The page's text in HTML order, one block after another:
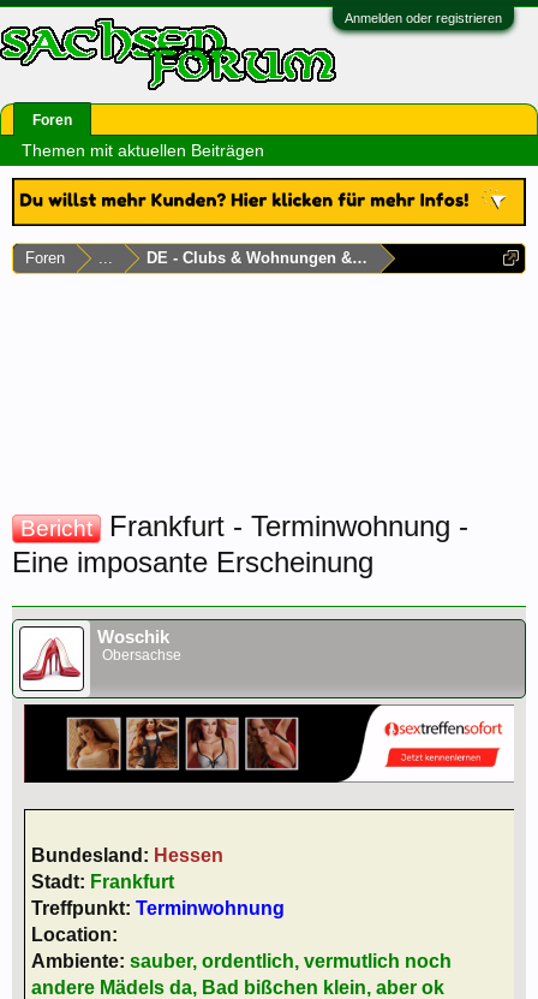
Anmelden oder registrieren
Foren ... DE - Clubs & Wohnungen & Laufhäuser
Bericht
Frankfurt - Terminwohnung -
Eine imposante Erscheinung
Woschik
Obersachse
Bundesland: Hessen
Stadt: Frankfurt
Treffpunkt: Terminwohnung
Location:
Ambiente: sauber, ordentlich, vermutlich noch
andere Mädels da, Bad bißchen klein, aber ok
Foren
Themen mit aktuellen Beiträgen